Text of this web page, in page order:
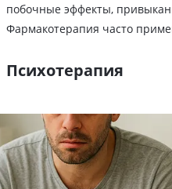
побочные эффекты,
Фармакотерапия часто
Психотерапия